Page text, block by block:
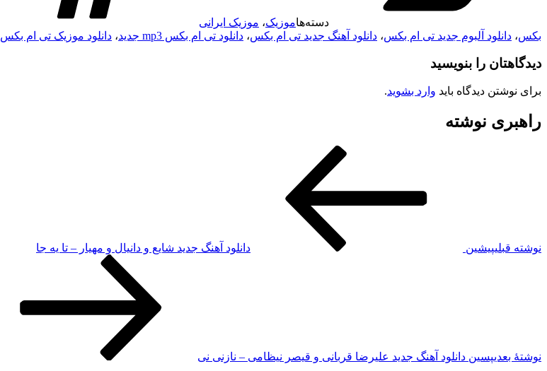
دسته‌هاموزیک، موزیک ایرانی
بکس، دانلود آلبوم جدید تی ام بکس، دانلود آهنگ جدید تی ام بکس، دانلود تی ام بکس mp3 جدید ، دانلود موزیک تی‌ ام‌ بکس
دیدگاهتان را بنویسید
برای نوشتن دیدگاه باید وارد بشوید.
راهبری نوشته
نوشته قبلیپیشین دانلود آهنگ جدید شایع و دانیال و مهیار – تا یه جا
نوشته‌ٔ بعدیپسین دانلود آهنگ جدید علیرضا قربانی و قیصر نیظامی – نازنی نی